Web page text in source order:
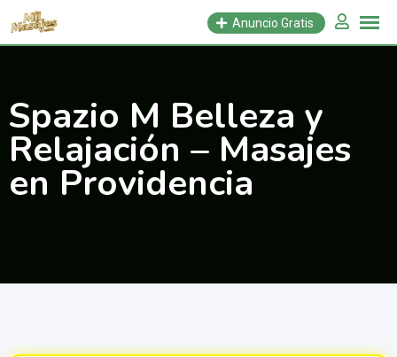
Saltar
Anuncio Gratis
Spazio M Belleza y
Relajación – Masajes
en Providencia